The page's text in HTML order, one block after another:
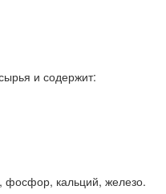
и содержит:
фосфор, кальций, железо.